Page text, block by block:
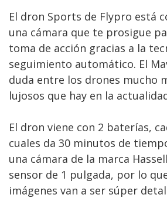
El dron Sports de Flypro está
una cámara que te prosigue
toma de acción gracias a la
seguimiento automático. El
duda entre los drones mucho
lujosos que hay en la
El dron viene con 2 baterías,
cuales da 30 minutos de
una cámara de la marca
sensor de 1 pulgada, por lo
imágenes van a ser súper